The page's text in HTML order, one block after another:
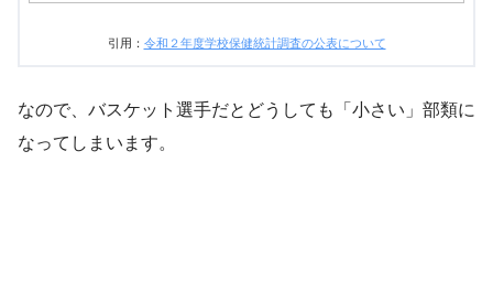
引用： 令和２年度学校保健統計調査の公表について
なので、バスケット選手だとどうしても「小さい」部類に
なってしまいます。